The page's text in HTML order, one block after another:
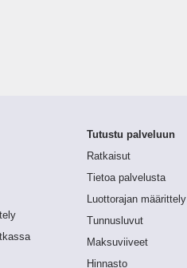
Tutustu palveluun
Ratkaisut
Tietoa palvelusta
Luottorajan määrittely
Tunnusluvut
Maksuviiveet
Hinnasto